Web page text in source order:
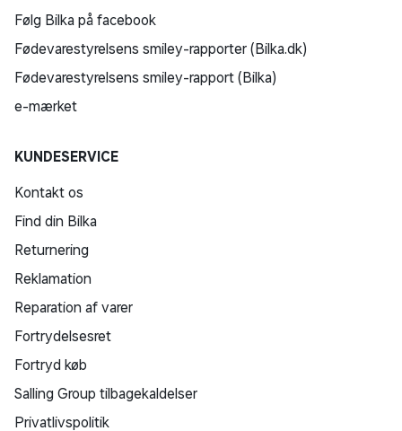
Følg Bilka på facebook
Fødevarestyrelsens smiley-rapporter (Bilka.dk)
Fødevarestyrelsens smiley-rapport (Bilka)
e-mærket
KUNDESERVICE
Kontakt os
Find din Bilka
Returnering
Reklamation
Reparation af varer
Fortrydelsesret
Fortryd køb
Salling Group tilbagekaldelser
Privatlivspolitik